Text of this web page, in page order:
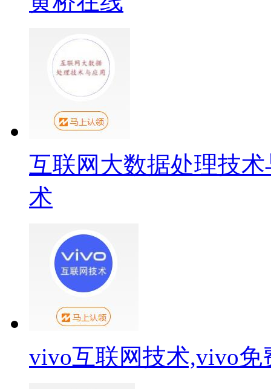
互联网大数据处理技
术
vivo互联网技术,vivo免